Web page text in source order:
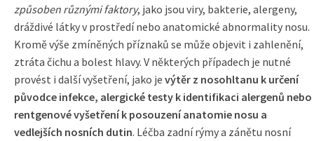
způsoben různými faktory, jako jsou viry, bakterie, alergeny,
dráždivé látky v prostředí nebo anatomické abnormality nosu.
Kromě výše zmíněných příznaků se může objevit i zahlenění,
ztráta čichu a bolest hlavy. V některých případech je nutné
provést i další vyšetření, jako je výtěr z nosohltanu k určení
původce infekce, alergické testy k identifikaci alergenů nebo
rentgenové vyšetření k posouzení anatomie nosu a
vedlejších nosních dutin. Léčba zadní rýmy a zánětu nosní